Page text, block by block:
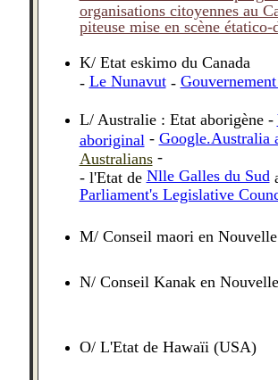
organisations citoyennes au
piteuse mise en scène
K/ Etat eskimo du Canada
- Le Nunavut-
L/ Australie : Etat aborigène-
aboriginal - Google.Australia
Australians-
- l'Etat de Nlle Galles du Sud
Parliament's Legislative
M/ Conseil maori en
N/ Conseil Kanak en
O/ L'Etat de Hawaïi (USA)